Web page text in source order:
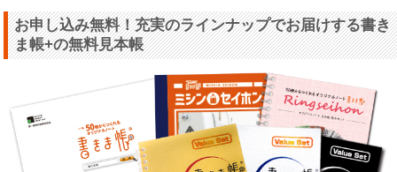
お申し込み無料！充実のラインナップでお届けする書き
ま帳+の無料見本帳